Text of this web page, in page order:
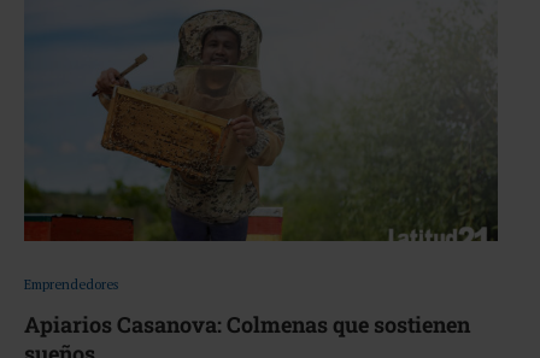
Emprendedores
Apiarios Casanova: Colmenas que sostienen